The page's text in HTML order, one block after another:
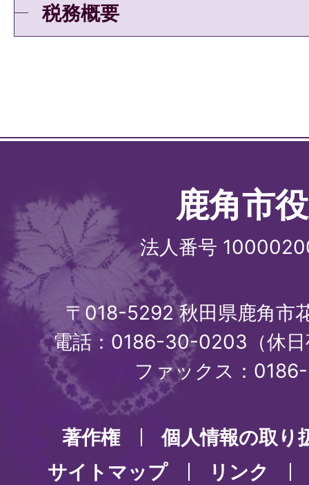
税務概要
鹿角市
法人番号
〒018-5292 秋田県鹿角市
電話：0186-30-0203（休
ファックス：
著作権
個人情報の取り
サイトマップ
リンク